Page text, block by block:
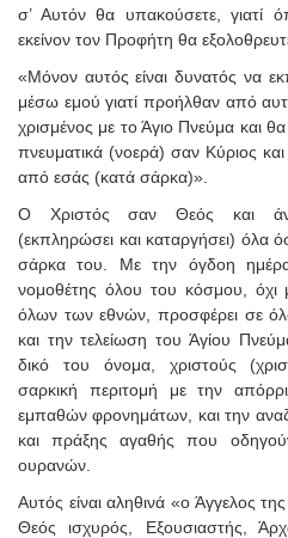
σ’ Αυτόν θα υπακούσετε, γιατί
εκείνον τον Προφήτη θα
«Μόνον αυτός είναι δυνατός να
μέσω εμού γιατί προήλθαν από
χρισμένος με το Άγιο Πνεύμα και θα
πνευματικά (νοερά) σαν Κύριος
από εσάς (κατά σάρκα)».
Ο Χριστός σαν Θεός και
(εκπληρώσει και καταργήσει) όλα
σάρκα του. Με την όγδοη
νομοθέτης όλου του κόσμου, όχι
όλων των εθνών, προσφέρει σε
και την τελείωση του Άγίου
δικό του όνομα, χριστούς
σαρκική περιτομή με την
εμπαθών φρονημάτων, και την
και πράξης αγαθής που
ουρανών.
Αυτός είναι αληθινά «ο Άγγελος
Θεός ισχυρός, Εξουσιαστής,